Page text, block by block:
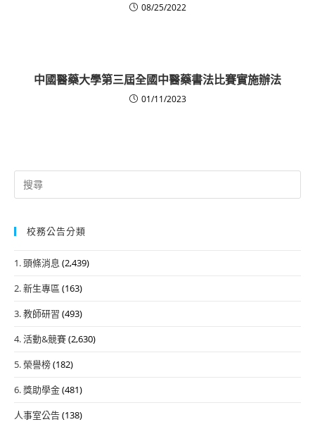
08/25/2022
中國醫藥大學第三屆全國中醫藥書法比賽實施辦法
01/11/2023
Search
for:
校務公告分類
1. 頭條消息 (2,439)
2. 新生專區 (163)
3. 教師研習 (493)
4. 活動&競賽(2,630)
5. 榮譽榜(182)
6. 獎助學金(481)
人事室公告(138)